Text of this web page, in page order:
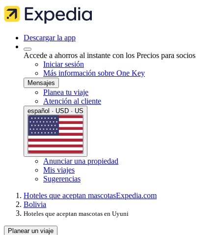
Descargar la app
Accede a ahorros al instante con los Precios para socios
Iniciar sesión
Más información sobre One Key
Mensajes
Planea tu viaje
Atención al cliente
español · USD · US
Anunciar una propiedad
Mis viajes
Sugerencias
Hoteles que aceptan mascotasExpedia.com
Bolivia
Hoteles que aceptan mascotas en Uyuni
Planear un viaje